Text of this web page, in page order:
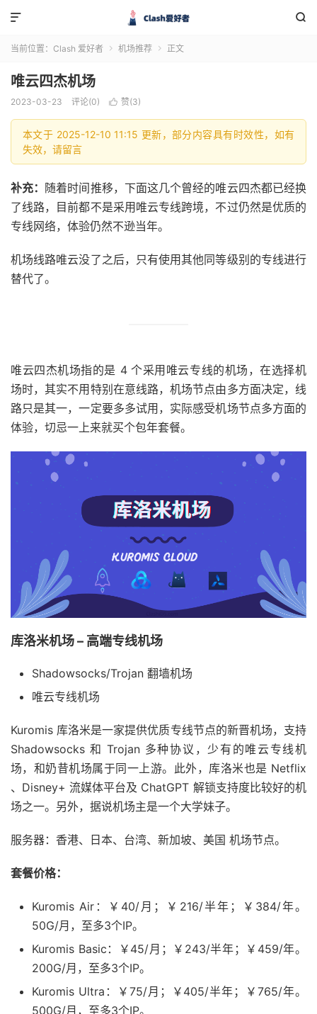


当前位置： Clash 爱好者  机场推荐  正文
唯云四杰机场
2023-03-23 评论(0)  赞(3)
本文于 2025-12-10 11:15 更新，部分内容具有时效性，如有
失效，请留言
补充： 随着时间推移，下面这几个曾经的唯云四杰都已经换
了线路，目前都不是采用唯云专线跨境，不过仍然是优质的
专线网络，体验仍然不逊当年。
机场线路唯云没了之后，只有使用其他同等级别的专线进行
替代了。
唯云四杰机场指的是 4 个采用唯云专线的机场，在选择机
场时，其实不用特别在意线路，机场节点由多方面决定，线
路只是其一，一定要多多试用，实际感受机场节点多方面的
体验，切忌一上来就买个包年套餐。
库洛米机场 – 高端专线机场
Shadowsocks/Trojan 翻墙机场
唯云专线机场
Kuromis 库洛米是一家提供优质专线节点的新晋机场，支持
Shadowsocks 和 Trojan 多种协议，少有的唯云专线机
场，和奶昔机场属于同一上游。此外，库洛米也是 Netflix
、Disney+ 流媒体平台及 ChatGPT 解锁支持度比较好的机
场之一。另外，据说机场主是一个大学妹子。
服务器：香港、日本、台湾、新加坡、美国 机场节点。
套餐价格：
Kuromis Air：￥40/月；￥216/半年；￥384/年。
50G/月，至多3个IP。
Kuromis Basic：￥45/月；￥243/半年；￥459/年。
200G/月，至多3个IP。
Kuromis Ultra：￥75/月；￥405/半年；￥765/年。
500G/月，至多3个IP。